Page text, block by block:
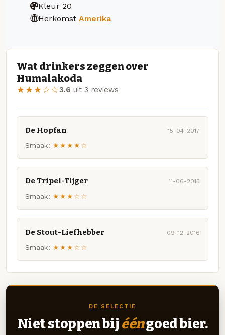
Kleur 20
Herkomst Amerika
Wat drinkers zeggen over
Humalakoda
★★★☆☆3.6 uit 3 reviews
De Hopfan 15-04-2017
Smaak: ★★★★☆
De Tripel-Tijger 11-06-2015
Smaak: ★★★☆☆
De Stout-Liefhebber 09-12-2016
Smaak: ★★★☆☆
DE SELECTIE
Niet stoppen bij ééngoed bier.